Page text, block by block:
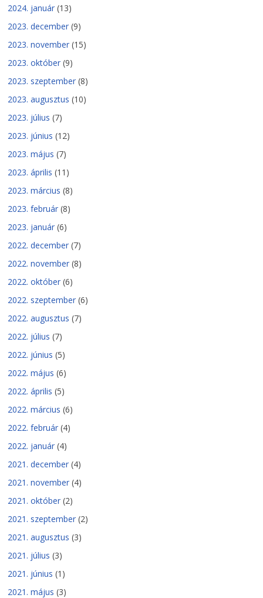
2024. január (13)
2023. december (9)
2023. november (15)
2023. október (9)
2023. szeptember (8)
2023. augusztus (10)
2023. július (7)
2023. június (12)
2023. május (7)
2023. április (11)
2023. március (8)
2023. február (8)
2023. január (6)
2022. december (7)
2022. november (8)
2022. október (6)
2022. szeptember (6)
2022. augusztus (7)
2022. július (7)
2022. június (5)
2022. május (6)
2022. április (5)
2022. március (6)
2022. február (4)
2022. január (4)
2021. december (4)
2021. november (4)
2021. október (2)
2021. szeptember (2)
2021. augusztus (3)
2021. július (3)
2021. június (1)
2021. május (3)